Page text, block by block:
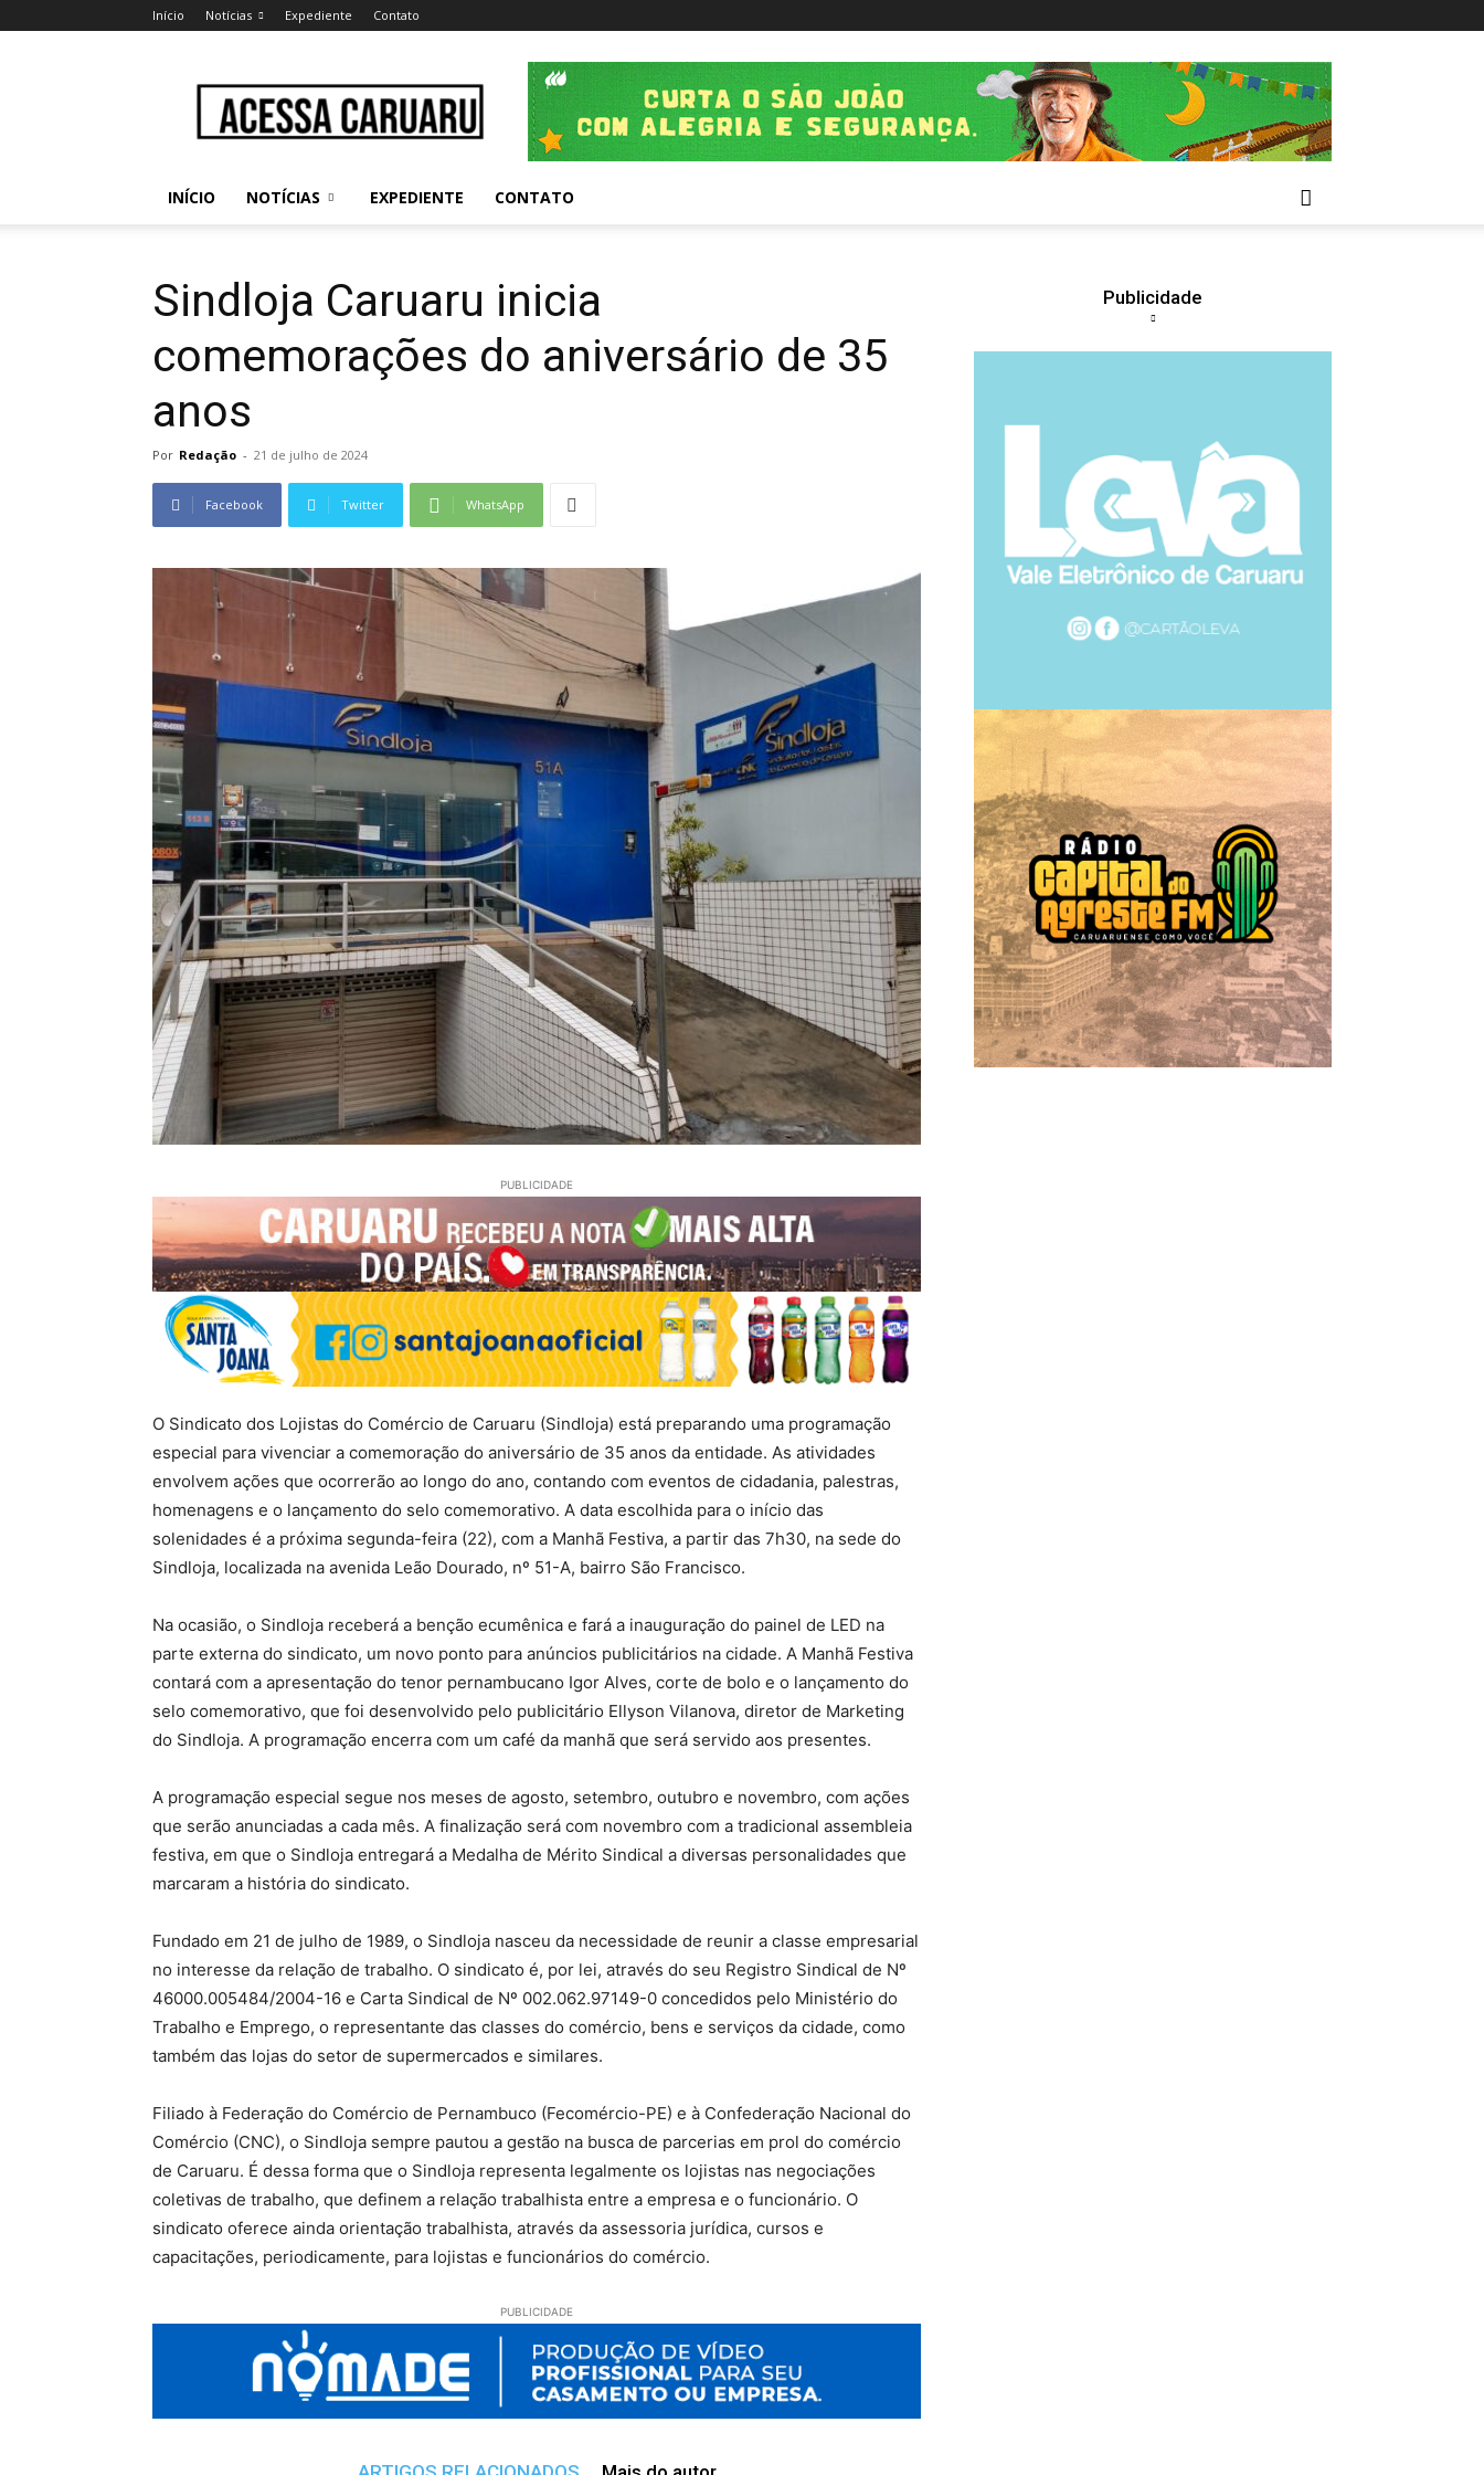
Início Notícias Expediente Contato
Caruaru
INÍCIO NOTÍCIAS EXPEDIENTE CONTATO
Sindloja Caruaru inicia
comemorações do aniversário de 35
anos
Por Redação - 21 de julho de 2024
Facebook Twitter WhatsApp
PUBLICIDADE
O Sindicato dos Lojistas do Comércio de Caruaru (Sindloja) está preparando uma programação
especial para vivenciar a comemoração do aniversário de 35 anos da entidade. As atividades
envolvem ações que ocorrerão ao longo do ano, contando com eventos de cidadania, palestras,
homenagens e o lançamento do selo comemorativo. A data escolhida para o início das
solenidades é a próxima segunda-feira (22), com a Manhã Festiva, a partir das 7h30, na sede do
Sindloja, localizada na avenida Leão Dourado, nº 51-A, bairro São Francisco.
Na ocasião, o Sindloja receberá a benção ecumênica e fará a inauguração do painel de LED na
parte externa do sindicato, um novo ponto para anúncios publicitários na cidade. A Manhã Festiva
contará com a apresentação do tenor pernambucano Igor Alves, corte de bolo e o lançamento do
selo comemorativo, que foi desenvolvido pelo publicitário Ellyson Vilanova, diretor de Marketing
do Sindloja. A programação encerra com um café da manhã que será servido aos presentes.
A programação especial segue nos meses de agosto, setembro, outubro e novembro, com ações
que serão anunciadas a cada mês. A finalização será com novembro com a tradicional assembleia
festiva, em que o Sindloja entregará a Medalha de Mérito Sindical a diversas personalidades que
marcaram a história do sindicato.
Fundado em 21 de julho de 1989, o Sindloja nasceu da necessidade de reunir a classe empresarial
no interesse da relação de trabalho. O sindicato é, por lei, através do seu Registro Sindical de Nº
46000.005484/2004-16 e Carta Sindical de Nº 002.062.97149-0 concedidos pelo Ministério do
Trabalho e Emprego, o representante das classes do comércio, bens e serviços da cidade, como
também das lojas do setor de supermercados e similares.
Filiado à Federação do Comércio de Pernambuco (Fecomércio-PE) e à Confederação Nacional do
Comércio (CNC), o Sindloja sempre pautou a gestão na busca de parcerias em prol do comércio
de Caruaru. É dessa forma que o Sindloja representa legalmente os lojistas nas negociações
coletivas de trabalho, que definem a relação trabalhista entre a empresa e o funcionário. O
sindicato oferece ainda orientação trabalhista, através da assessoria jurídica, cursos e
capacitações, periodicamente, para lojistas e funcionários do comércio.
PUBLICIDADE
Publicidade